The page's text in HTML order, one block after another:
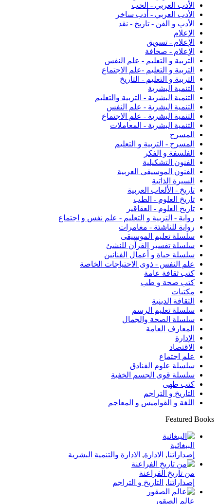
الأدب العربي - الحب
الأدب العربي - أدب ساخر
الأدب و الفن - تاريخ - نقد
الإعلام
الإعلام - تسويق
الإعلام - صحافة
التربية و التعليم - علم النفس
التربية و التعليم -علم الاجتماع
التربية و التعليم - التاريخ
التنمية البشرية
التنمية البشرية - التربية والتعليم
التنمية اليشرية - علم النفس
التنمية البشرية - علم الاجتماع
التنمية البشرية - المعاملات
المسرح
المسرح - التربية و التعليم
الفلسفة و الفكر
الفنون التشكيلية
الفنون الموسيقى العربية
السيرة الذاتية
تاريخ - الألعاب العربية
تاريخ العلوم - الطب
تاريخ العلوم - العقاقير
رواية - التربية و التعليم - علم نفس و اجتماع
رواية للناشئة - مغامرات
سلسلة تعليم الموسيقى
سلسلة تفسير القرآن للنشئ
سلسلة حياة و أعمال الفنانين
علم النفس - ذوى الاحتياجات الخاصة
كتب ثقافة عامة
كتب صحة و طب
مكتبات
الثقافة الدينية
سلسلة تعليم الرسم
سلسلة الصحة والجمال
المعارف العامة
الإدارة
الاقتصاد
علم اجتماع
سلسلة علوم الفنادق
سلسلة قوى الجسم الخفية
كتب طهى
التاريخ و التراجم
اللغة و القواميس و المعاجم
Featured Books
الببغائية
إصداراتنا, الادارة, الادارة والتنمية البشرية
من تاريخ الفراعنة
إصداراتنا, التاريخ و التراجم
عالم الصقور